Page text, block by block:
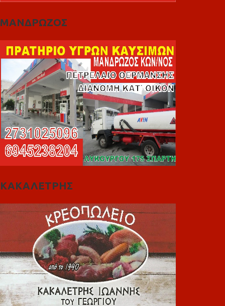
ΜΑΝΔΡΩΖΟΣ
ΚΑΚΑΛΕΤΡΗΣ